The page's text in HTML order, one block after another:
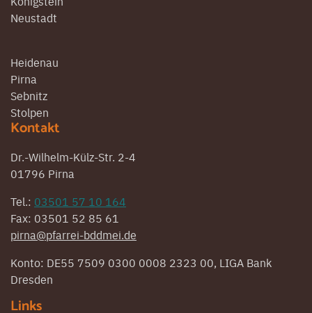
Neustadt
Heidenau
Pirna
Sebnitz
Stolpen
Kontakt
Dr.-Wilhelm-Külz-Str. 2-4
01796 Pirna
Tel.: 03501 57 10 164
Fax: 03501 52 85 61
pirna@pfarrei-bddmei.de
Konto: DE55 7509 0300 0008 2323 00, LIGA Bank
Dresden
Links